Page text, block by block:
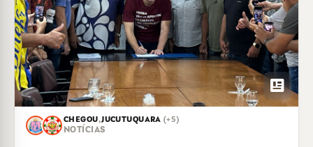
newsmode
CHEGOU,JUCUTUQUARA (+5)
NOTÍCIAS